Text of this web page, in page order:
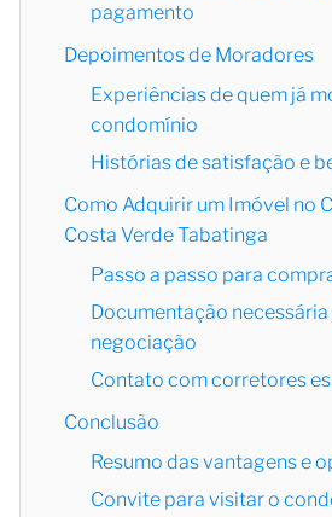
pagamento
Depoimentos de Moradores
Experiências de quem já
condomínio
Histórias de satisfação e
Como Adquirir um Imóvel no
Costa Verde Tabatinga
Passo a passo para
Documentação
negociação
Contato com corretores
Conclusão
Resumo das vantagens e
Convite para visitar o